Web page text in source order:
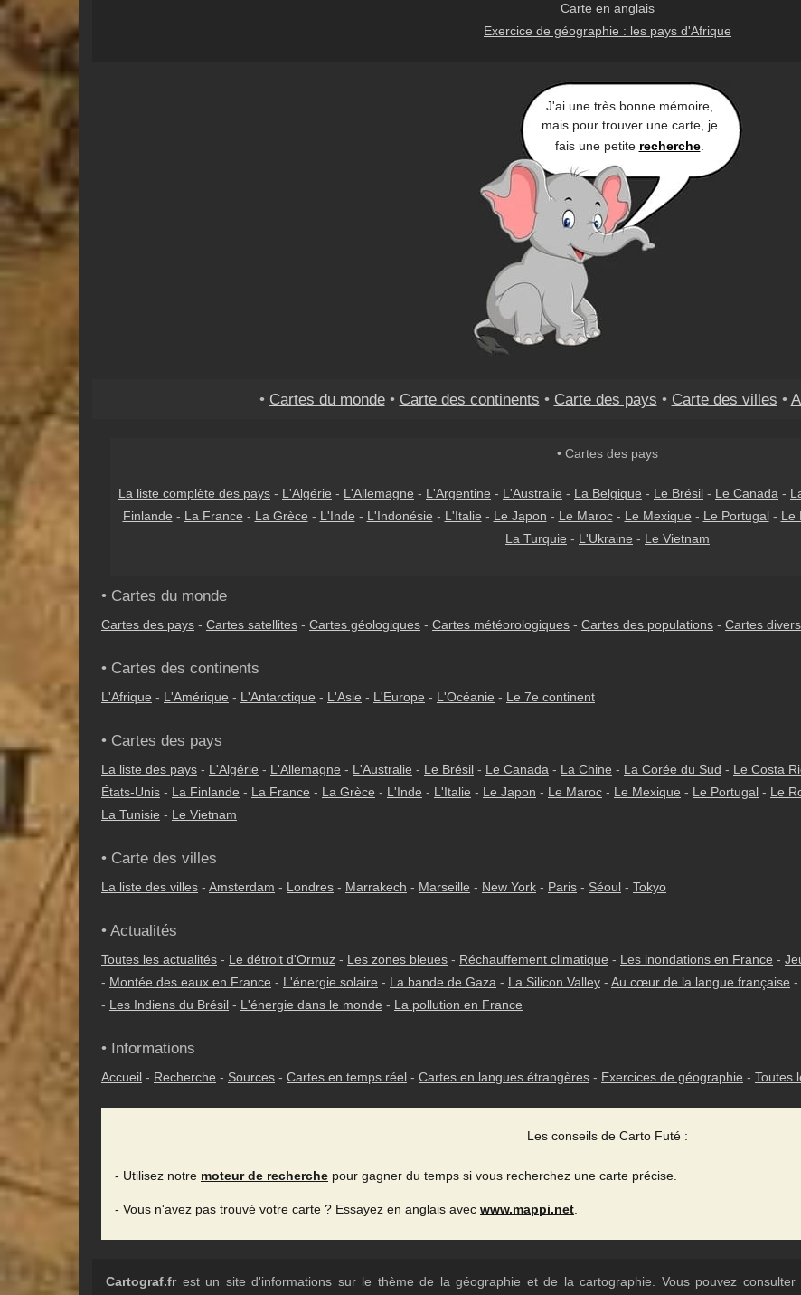
Carte en anglais
Exercice de géographie : les pays d'Afrique
J'ai une très bonne mémoire,
mais pour trouver une carte, je
fais une petite recherche.
• Cartes du monde• Carte des continents • Carte des pays • Carte des villes •
• Cartes des pays
La liste complète des pays - L'Algérie - L'Allemagne - L'Argentine - L'Australie - La Belgique - Le Brésil - Le Canada -
Finlande - La France - La Grèce - L'Inde - L'Indonésie - L'Italie - Le Japon - Le Maroc- Le Mexique - Le Portugal- Le
La Turquie - L'Ukraine - Le Vietnam
• Cartes du monde
Cartes des pays - Cartes satellites - Cartes géologiques - Cartes météorologiques - Cartes des populations - Cartes
• Cartes des continents
L'Afrique - L'Amérique - L'Antarctique - L'Asie - L'Europe - L'Océanie - Le 7e continent
• Cartes des pays
La liste des pays - L'Algérie - L'Allemagne - L'Australie - Le Brésil - Le Canada - La Chine - La Corée du Sud - Le Costa
États-Unis - La Finlande - La France - La Grèce - L'Inde - L'Italie - Le Japon - Le Maroc - Le Mexique - Le Portugal - Le
La Tunisie - Le Vietnam
• Carte des villes
La liste des villes - Amsterdam - Londres - Marrakech - Marseille - New York - Paris - Séoul - Tokyo
• Actualités
Toutes les actualités - Le détroit d'Ormuz - Les zones bleues - Réchauffement climatique - Les inondations en France -
- Montée des eaux en France - L'énergie solaire - La bande de Gaza - La Silicon Valley - Au cœur de la langue française -
- Les Indiens du Brésil - L'énergie dans le monde - La pollution en France
• Informations
Accueil - Recherche - Sources - Cartes en temps réel - Cartes en langues étrangères - Exercices de géographie - Toutes
Les conseils de Carto Futé :
- Utilisez notre moteur de recherche pour gagner du temps si vous recherchez une carte précise.
- Vous n'avez pas trouvé votre carte ? Essayez en anglais avec www.mappi.net
Cartograf.frest un site d'informations sur le thème de la géographie et de la cartographie. Vous pouvez